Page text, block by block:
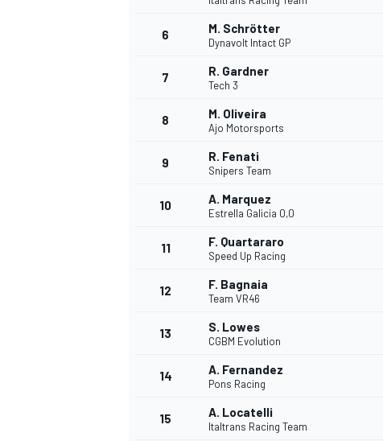
6 M. Schrötter
Dynavolt Intact GP
7 R. Gardner
Tech 3
8 M. Oliveira
Ajo Motorsports
9 R. Fenati
Snipers Team
10 A. Marquez
Estrella Galicia 0,0
11 F. Quartararo
Speed Up Racing
12 F. Bagnaia
Team VR46
13 S. Lowes
CGBM Evolution
14 A. Fernandez
Pons Racing
15 A. Locatelli
Italtrans Racing Team